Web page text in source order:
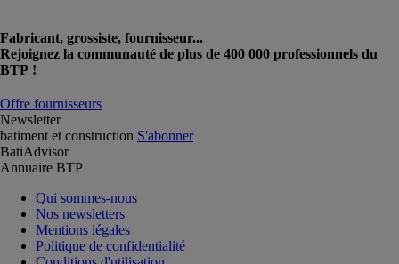
Fabricant, grossiste, fournisseur...
Rejoignez la communauté de plus de 400 000 professionnels du
BTP !
Offre fournisseurs
Newsletter
batiment et construction S'abonner
BatiAdvisor
Annuaire BTP
Qui sommes-nous
Nos newsletters
Mentions légales
Politique de confidentialité